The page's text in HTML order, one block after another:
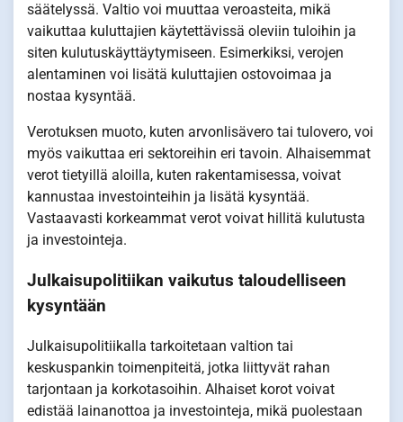
säätelyssä. Valtio voi muuttaa veroasteita, mikä
vaikuttaa kuluttajien käytettävissä oleviin tuloihin ja
siten kulutuskäyttäytymiseen. Esimerkiksi, verojen
alentaminen voi lisätä kuluttajien ostovoimaa ja
nostaa kysyntää.
Verotuksen muoto, kuten arvonlisävero tai tulovero, voi
myös vaikuttaa eri sektoreihin eri tavoin. Alhaisemmat
verot tietyillä aloilla, kuten rakentamisessa, voivat
kannustaa investointeihin ja lisätä kysyntää.
Vastaavasti korkeammat verot voivat hillitä kulutusta
ja investointeja.
Julkaisupolitiikan vaikutus taloudelliseen
kysyntään
Julkaisupolitiikalla tarkoitetaan valtion tai
keskuspankin toimenpiteitä, jotka liittyvät rahan
tarjontaan ja korkotasoihin. Alhaiset korot voivat
edistää lainanottoa ja investointeja, mikä puolestaan